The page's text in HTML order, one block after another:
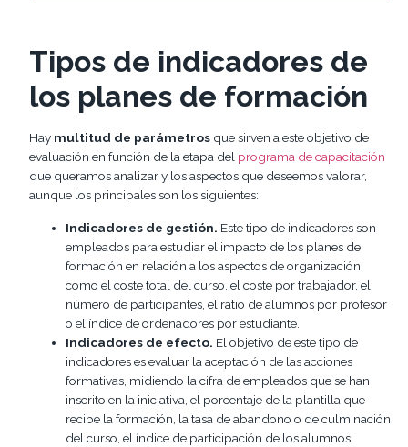
Tipos de indicadores de
los planes de formación
Hay multitud de parámetros que sirven a este objetivo de
evaluación en función de la etapa del programa de capacitación
que queramos analizar y los aspectos que deseemos valorar,
aunque los principales son los siguientes:
Indicadores de gestión. Este tipo de indicadores son
empleados para estudiar el impacto de los planes de
formación en relación a los aspectos de organización,
como el coste total del curso, el coste por trabajador, el
número de participantes, el ratio de alumnos por profesor
o el índice de ordenadores por estudiante.
Indicadores de efecto. El objetivo de este tipo de
indicadores es evaluar la aceptación de las acciones
formativas, midiendo la cifra de empleados que se han
inscrito en la iniciativa, el porcentaje de la plantilla que
recibe la formación, la tasa de abandono o de culminación
del curso, el índice de participación de los alumnos